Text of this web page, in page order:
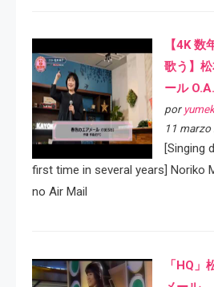
【4K
歌う】
ール
por
11 marzo
[Singing
first time in several years] Noriko
no Air Mail
「HQ